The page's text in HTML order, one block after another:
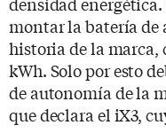
montar la batería de
historia de la marca,
kWh. Solo por esto
de autonomía de la
que declara el iX3,